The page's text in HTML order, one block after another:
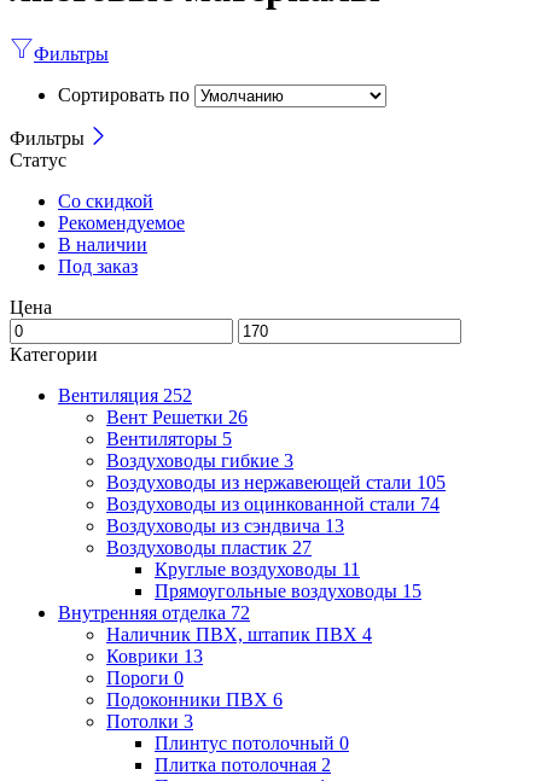
Фильтры
Сортировать по
Фильтры
Статус
Со скидкой
Рекомендуемое
В наличии
Под заказ
Цена
Категории
Вентиляция 252
Вент Решетки 26
Вентиляторы 5
Воздуховоды гибкие 3
Воздуховоды из нержавеющей стали 105
Воздуховоды из оцинкованной стали 74
Воздуховоды из сэндвича 13
Воздуховоды пластик 27
Круглые воздуховоды 11
Прямоугольные воздуховоды 15
Внутренняя отделка 72
Наличник ПВХ, штапик ПВХ 4
Коврики 13
Пороги 0
Подоконники ПВХ 6
Потолки 3
Плинтус потолочный 0
Плитка потолочная 2